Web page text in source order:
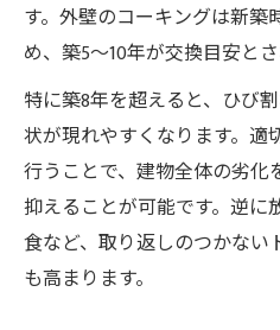
す。外壁のコーキングは新
め、築5〜10年が交換目安と
特に築8年を超えると、ひび
状が現れやすくなります。適
行うことで、建物全体の劣化
抑えることが可能です。逆に
食など、取り返しのつかない
も高まります。